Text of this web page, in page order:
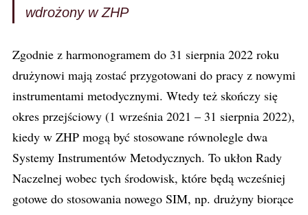
wdrożony w ZHP
Zgodnie z harmonogramem do 31 sierpnia 2022 roku
drużynowi mają zostać przygotowani do pracy z nowymi
instrumentami metodycznymi. Wtedy też skończy się
okres przejściowy (1 września 2021 – 31 sierpnia 2022),
kiedy w ZHP mogą być stosowane równolegle dwa
Systemy Instrumentów Metodycznych. To ukłon Rady
Naczelnej wobec tych środowisk, które będą wcześniej
gotowe do stosowania nowego SIM, np. drużyny biorące